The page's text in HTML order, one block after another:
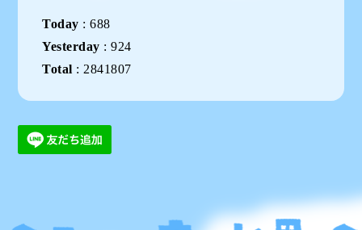
Today :688
Yesterday :924
Total : 2841807